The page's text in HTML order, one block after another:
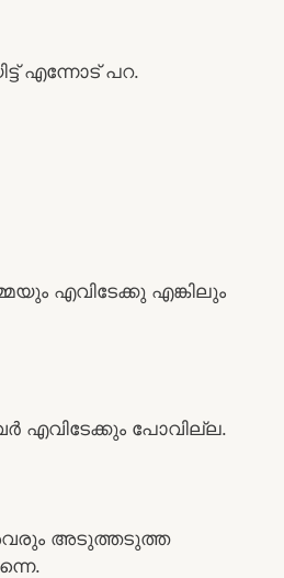
എന്നോട് പറ.
എവിടേക്കു എങ്കിലും
പോവില്ല.
അടുത്തടുത്ത